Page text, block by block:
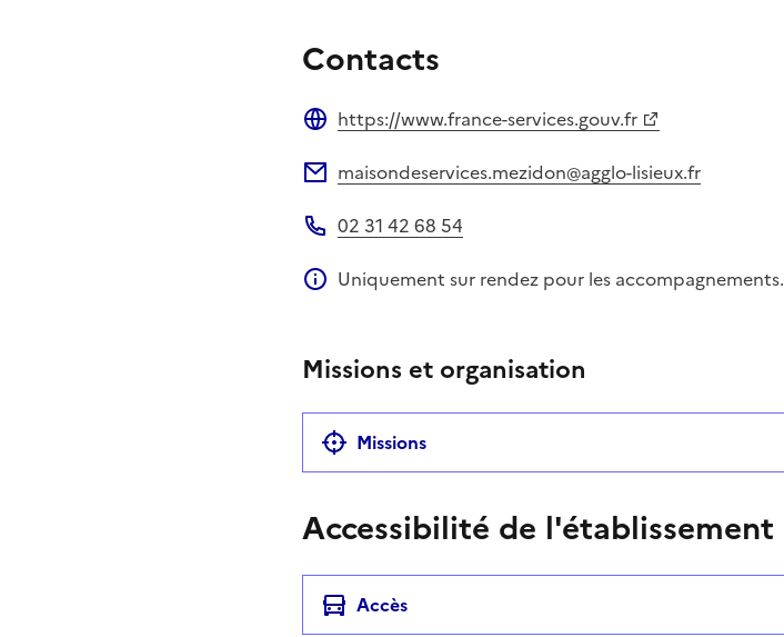
Contacts
https://www.france-services.gouv.fr
maisondeservices.mezidon@agglo-lisieux.fr
02 31 42 68 54
Uniquement sur rendez pour les accompagnements.
Missions et organisation
Missions
Accessibilité de l'établissement
Accès